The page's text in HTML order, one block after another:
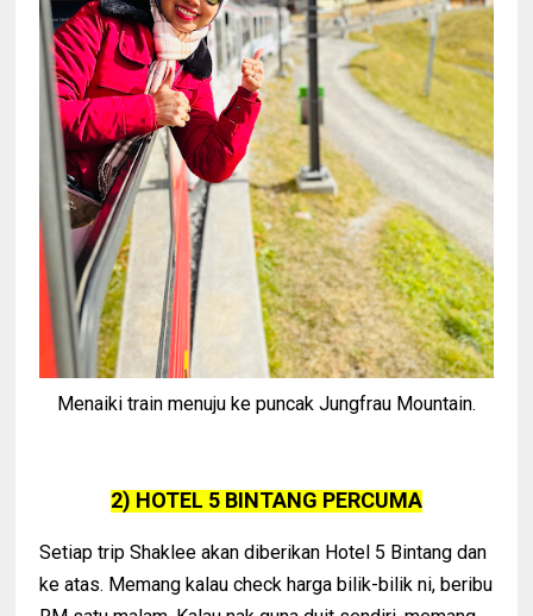
Menaiki train menuju ke puncak Jungfrau Mountain.
2) HOTEL 5 BINTANG PERCUMA
Setiap trip Shaklee akan diberikan Hotel 5 Bintang dan
ke atas. Memang kalau check harga bilik-bilik ni, beribu